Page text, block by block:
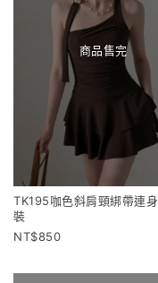
商品售完
TK195咖色斜肩頸綁帶連
裝
850